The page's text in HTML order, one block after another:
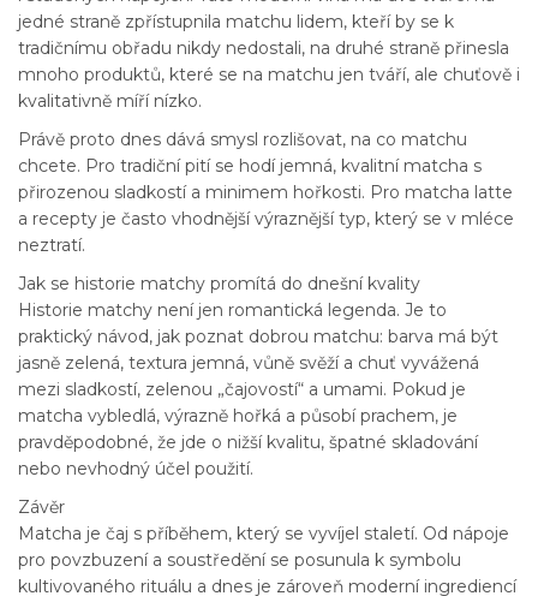
jedné straně zpřístupnila matchu lidem, kteří by se k
tradičnímu obřadu nikdy nedostali, na druhé straně přinesla
mnoho produktů, které se na matchu jen tváří, ale chuťově i
kvalitativně míří nízko.
Právě proto dnes dává smysl rozlišovat, na co matchu
chcete. Pro tradiční pití se hodí jemná, kvalitní matcha s
přirozenou sladkostí a minimem hořkosti. Pro matcha latte
a recepty je často vhodnější výraznější typ, který se v mléce
neztratí.
Jak se historie matchy promítá do dnešní kvality
Historie matchy není jen romantická legenda. Je to
praktický návod, jak poznat dobrou matchu: barva má být
jasně zelená, textura jemná, vůně svěží a chuť vyvážená
mezi sladkostí, zelenou „čajovostí“ a umami. Pokud je
matcha vybledlá, výrazně hořká a působí prachem, je
pravděpodobné, že jde o nižší kvalitu, špatné skladování
nebo nevhodný účel použití.
Závěr
Matcha je čaj s příběhem, který se vyvíjel staletí. Od nápoje
pro povzbuzení a soustředění se posunula k symbolu
kultivovaného rituálu a dnes je zároveň moderní ingrediencí